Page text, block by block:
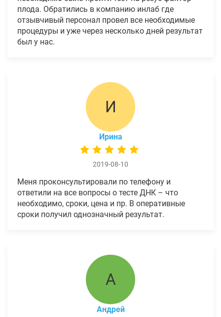
плода. Обратились в компанию инлаб где
отзывчивый персонал провел все необходимые
процедуры и уже через несколько дней результат
был у нас.
И
Ирина
2019-08-10
Меня проконсультировали по телефону и
ответили на все вопросы о тесте ДНК – что
необходимо, сроки, цена и пр. В оперативные
сроки получил однозначный результат.
А
Андрей